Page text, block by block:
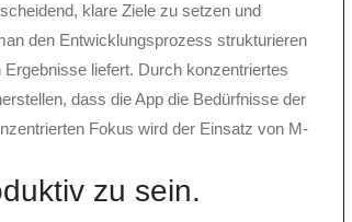
klare Ziele zu setzen und
den Entwicklungsprozess strukturieren
liefert. Durch konzentriertes
dass die App die Bedürfnisse der
Fokus wird der Einsatz von M-
zu sein.